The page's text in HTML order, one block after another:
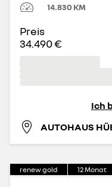
14.830KM
Preis
34.490 €
Ich
AUTOHAUS
renew gold 12Monat